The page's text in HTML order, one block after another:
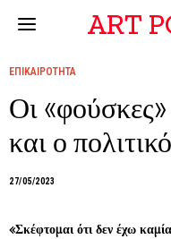
ART
ΕΠΙΚΑΙΡΟΤΗΤΑ
Οι
και ο
27/05/2023
«Σκέφτομαι ότι δεν έχω